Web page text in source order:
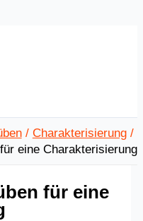
Charakterisierung
eine Charakterisierung
für eine